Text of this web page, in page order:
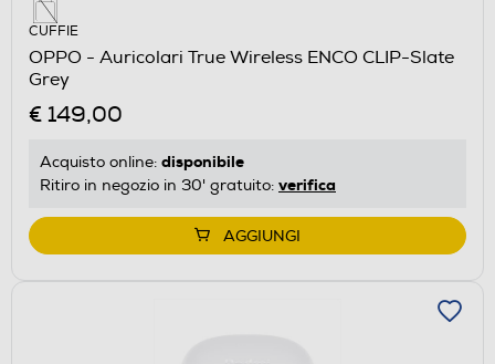
CUFFIE
OPPO - Auricolari True Wireless ENCO CLIP-Slate
Grey
€ 149,00
Acquisto online: disponibile
Ritiro in negozio in 30' gratuito: verifica
AGGIUNGI